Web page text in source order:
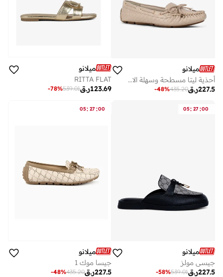
ميلانو
أحذية ليتا مسطحة وسهلة الارتداء
ر.ق227.5
435.20
-48%
ميلانو
RITTA FLAT
ر.ق123.69
539.01
-78%
05: 27 :00
ميلانو
جيسي مولز
ر.ق227.5
539.01
-58%
05: 27 :00
ميلانو
جيسا موك 1
ر.ق227.5
435.20
-48%